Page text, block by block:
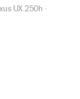
UX 250h ·